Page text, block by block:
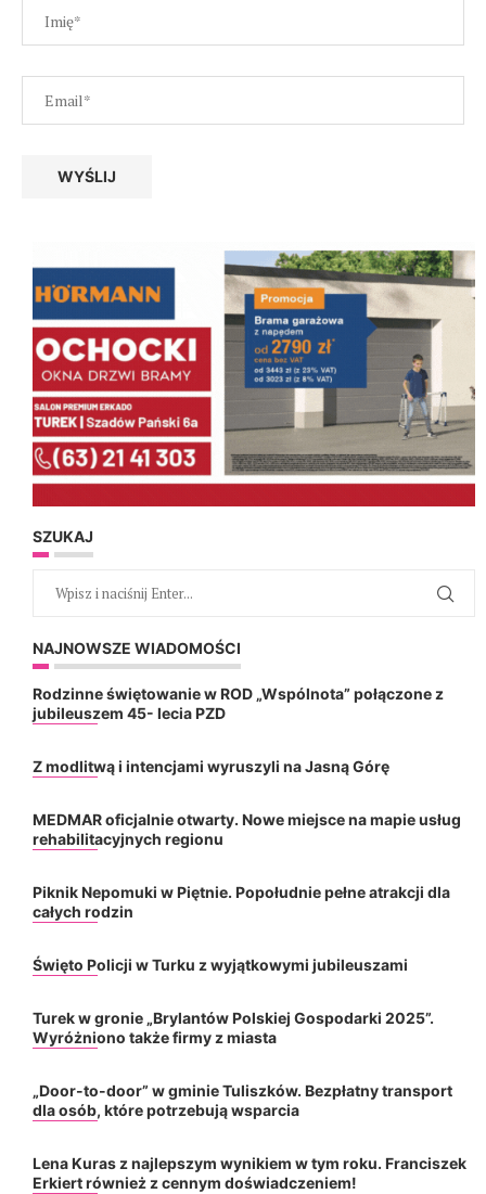
SZUKAJ
NAJNOWSZE WIADOMOŚCI
Rodzinne świętowanie w ROD „Wspólnota” połączone z
jubileuszem 45- lecia PZD
Z modlitwą i intencjami wyruszyli na Jasną Górę
MEDMAR oficjalnie otwarty. Nowe miejsce na mapie usług
rehabilitacyjnych regionu
Piknik Nepomuki w Piętnie. Popołudnie pełne atrakcji dla
całych rodzin
Święto Policji w Turku z wyjątkowymi jubileuszami
Turek w gronie „Brylantów Polskiej Gospodarki 2025”.
Wyróżniono także firmy z miasta
„Door-to-door” w gminie Tuliszków. Bezpłatny transport
dla osób, które potrzebują wsparcia
Lena Kuras z najlepszym wynikiem w tym roku. Franciszek
Erkiert również z cennym doświadczeniem!